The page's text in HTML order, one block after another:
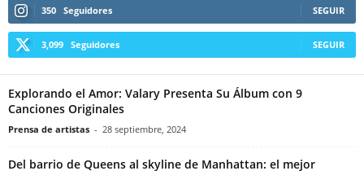
350 Seguidores SEGUIR
3,099 Seguidores SEGUIR
Explorando el Amor: Valary Presenta Su Álbum con 9
Canciones Originales
Prensa de artistas - 28 septiembre, 2024
Del barrio de Queens al skyline de Manhattan: el mejor